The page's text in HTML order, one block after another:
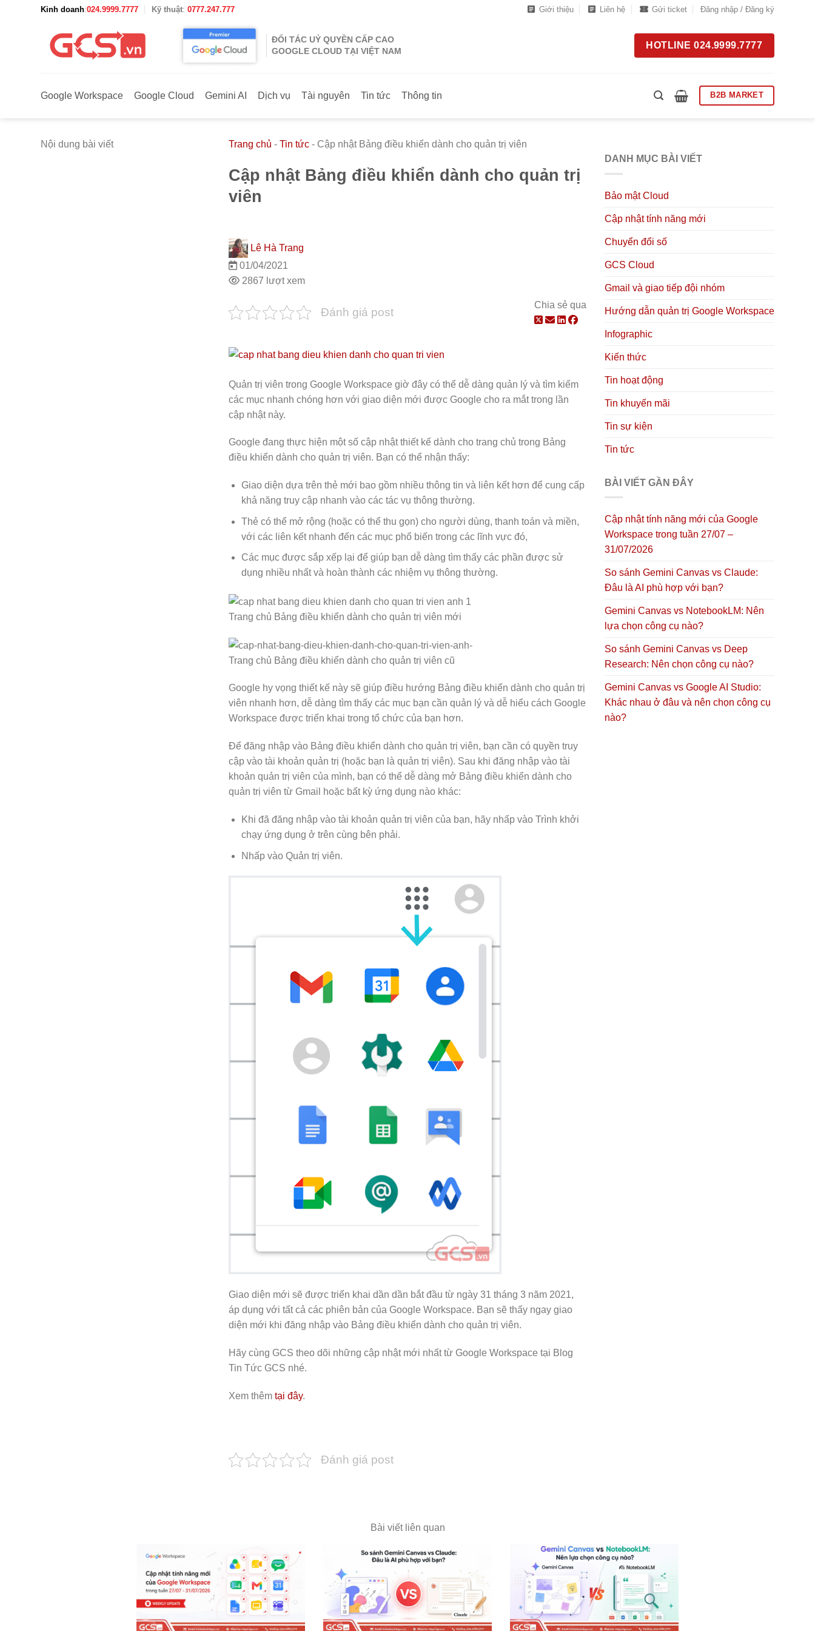
Kinh doanh:024.9999.7777 Kỹ thuật:0777.247.777 Giới thiệu Liên hệ Gửi ticket Đăng nhập / Đăng ký
ĐỐI TÁC UỶ QUYỀN CẤP CAO
GOOGLE CLOUD TẠI VIỆT NAM
HOTLINE 024.9999.7777
Google Workspace Google Cloud Gemini AI Dịch vụ Tài nguyên Tin tức Thông tin B2B MARKET
Nội dung bài viết Trang chủ - Tin tức - Cập nhật Bảng điều khiển dành cho quản trị viên
Cập nhật Bảng điều khiển dành cho quản trị
viên
Lê Hà Trang
01/04/2021
2867 lượt xem
Đánh giá post
Chia sẻ qua
Quản trị viên trong Google Workspace giờ đây có thể dễ dàng quản lý và tìm kiếm
các mục nhanh chóng hơn với giao diện mới được Google cho ra mắt trong lần
cập nhật này.
Google đang thực hiện một số cập nhật thiết kế dành cho trang chủ trong Bảng
điều khiển dành cho quản trị viên. Bạn có thể nhận thấy:
Giao diện dựa trên thẻ mới bao gồm nhiều thông tin và liên kết hơn để cung cấp
khả năng truy cập nhanh vào các tác vụ thông thường.
Thẻ có thể mở rộng (hoặc có thể thu gọn) cho người dùng, thanh toán và miền,
với các liên kết nhanh đến các mục phổ biến trong các lĩnh vực đó,
Các mục được sắp xếp lại để giúp bạn dễ dàng tìm thấy các phần được sử
dụng nhiều nhất và hoàn thành các nhiệm vụ thông thường.
Trang chủ Bảng điều khiển dành cho quản trị viên mới
Trang chủ Bảng điều khiển dành cho quản trị viên cũ
Google hy vọng thiết kế này sẽ giúp điều hướng Bảng điều khiển dành cho quản trị
viên nhanh hơn, dễ dàng tìm thấy các mục bạn cần quản lý và dễ hiểu cách Google
Workspace được triển khai trong tổ chức của bạn hơn.
Để đăng nhập vào Bảng điều khiển dành cho quản trị viên, bạn cần có quyền truy
cập vào tài khoản quản trị (hoặc bạn là quản trị viên). Sau khi đăng nhập vào tài
khoản quản trị viên của mình, bạn có thể dễ dàng mở Bảng điều khiển dành cho
quản trị viên từ Gmail hoặc bất kỳ ứng dụng nào khác:
Khi đã đăng nhập vào tài khoản quản trị viên của bạn, hãy nhấp vào Trình khởi
chạy ứng dụng ở trên cùng bên phải.
Nhấp vào Quản trị viên.
Giao diện mới sẽ được triển khai dần dần bắt đầu từ ngày 31 tháng 3 năm 2021,
áp dụng với tất cả các phiên bản của Google Workspace. Bạn sẽ thấy ngay giao
diện mới khi đăng nhập vào Bảng điều khiển dành cho quản trị viên.
Hãy cùng GCS theo dõi những cập nhật mới nhất từ Google Workspace tại Blog
Tin Tức GCS nhé.
Xem thêm tại đây.
Đánh giá post
DANH MỤC BÀI VIẾT
Bảo mật Cloud
Cập nhật tính năng mới
Chuyển đổi số
GCS Cloud
Gmail và giao tiếp đội nhóm
Hướng dẫn quản trị Google Workspace
Infographic
Kiến thức
Tin hoạt động
Tin khuyến mãi
Tin sự kiện
Tin tức
BÀI VIẾT GẦN ĐÂY
Cập nhật tính năng mới của Google
Workspace trong tuần 27/07 –
31/07/2026
So sánh Gemini Canvas vs Claude:
Đâu là AI phù hợp với bạn?
Gemini Canvas vs NotebookLM: Nên
lựa chọn công cụ nào?
So sánh Gemini Canvas vs Deep
Research: Nên chọn công cụ nào?
Gemini Canvas vs Google AI Studio:
Khác nhau ở đâu và nên chọn công cụ
nào?
Bài viết liên quan